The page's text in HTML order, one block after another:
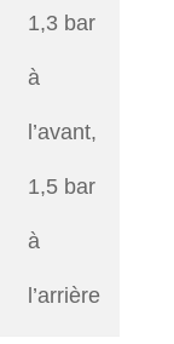
1,3 bar
à
l’avant,
1,5 bar
à
l’arrière